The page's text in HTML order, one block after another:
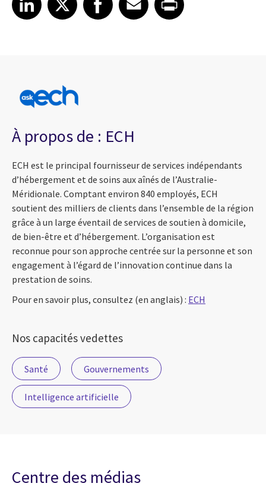
À propos de : ECH
ECH est le principal fournisseur de services indépendants
d’hébergement et de soins aux aînés de l’Australie-
Méridionale. Comptant environ 840 employés, ECH
soutient des milliers de clients dans l’ensemble de la région
grâce à un large éventail de services de soutien à domicile,
de bien-être et d’hébergement. L’organisation est
reconnue pour son approche centrée sur la personne et son
engagement à l’égard de l’innovation continue dans la
prestation de soins.
Pour en savoir plus, consultez (en anglais) : ECH
Nos capacités vedettes
Santé Gouvernements
Intelligence artificielle
Centre des médias